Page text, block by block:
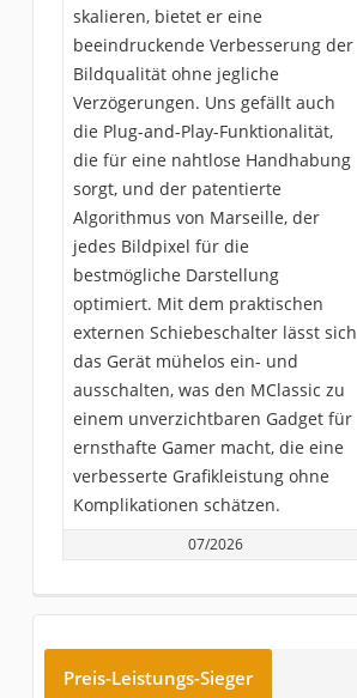
skalieren, bietet er eine
beeindruckende Verbesserung der
Bildqualität ohne jegliche
Verzögerungen. Uns gefällt auch
die Plug-and-Play-Funktionalität,
die für eine nahtlose Handhabung
sorgt, und der patentierte
Algorithmus von Marseille, der
jedes Bildpixel für die
bestmögliche Darstellung
optimiert. Mit dem praktischen
externen Schiebeschalter lässt sich
das Gerät mühelos ein- und
ausschalten, was den MClassic zu
einem unverzichtbaren Gadget für
ernsthafte Gamer macht, die eine
verbesserte Grafikleistung ohne
Komplikationen schätzen.
07/2026
Preis-Leistungs-Sieger